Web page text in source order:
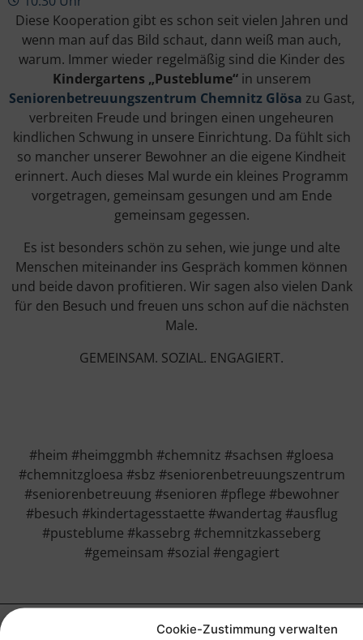
Cookie-Zustimmung verwalten
Diese Kooperation gibt es schon seit vielen Jahren und
wenn man auf das Bild schaut, dann weiß man auch,
warum. Immer wieder regelmäßig sind die Kinder des
Kindergartens „Pusteblume“in unserem
Seniorenbetreuungszentrum Chemnitz Glösa zu Gast,
verbreiten Freude und bringen einen ungeheuren
kindlichen Schwung in unsere Einrichtung. Da fühlt sich
so mancher unserer Bewohner an die eigene Kindheit
erinnert. Auch dieses Mal wurde ein kleines Programm
vorgetragen, gemeinsam gesungen und am Ende
gemeinsam gegessen.
Es ist besonders schön zu sehen, wie junge und alte
Menschen miteinander ins Gespräch kommen können
und beide davon profitieren. Wir sagen also vielen Dank
für den Besuch und freuen uns schon auf die nächsten
Male.
GEMEINSAM. SOZIAL. ENGAGIERT.
#heim #heimggmbh #chemnitz #sachsen #gloesa
#chemnitzgloesa #sbz #seniorenbetreuungszentrum
#seniorenbetreuung #senioren #pflege #bewohner
#besuch #kindertagesstaette #wandertag #ausflug
#pusteblume #kassebrg #chemnitzkasseberg
#gemeinsam #sozial #engagiert